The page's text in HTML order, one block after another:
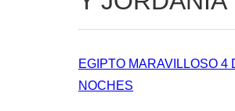
EGIPTO MARAVILLOSO 4
NOCHES